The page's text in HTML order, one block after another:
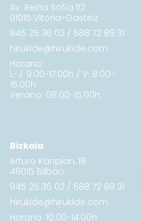
Av. Reina Sofía 112
01015 Vitoria-Gasteiz
945 25 36 02 / 688 72 89 31
hirukide@hirukide.com
Horario:
L-J: 9:00-17:00h / V: 8:00-
16:00h
Verano: 08:00-15:00h
Bizkaia
Arturo Kanpion, 18
48015 Bilbao
945 25 36 02 / 688 72 89 31
hirukide@hirukide.com
Horario: 10:00-14:00h